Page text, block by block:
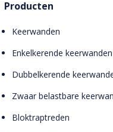
Producten
Keerwanden
Enkelkerende keerwanden
Dubbelkerende
Zwaar belastbare
Bloktraptreden